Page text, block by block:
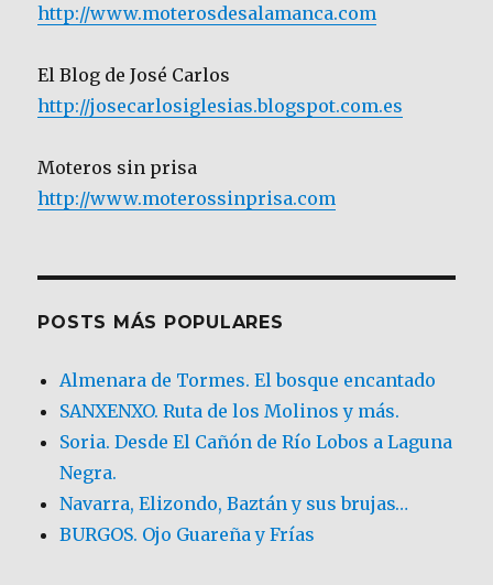
http://www.moterosdesalamanca.com
El Blog de José Carlos
http://josecarlosiglesias.blogspot.com.es
Moteros sin prisa
http://www.moterossinprisa.com
POSTS MÁS POPULARES
Almenara de Tormes. El bosque encantado
SANXENXO. Ruta de los Molinos y más.
Soria. Desde El Cañón de Río Lobos a Laguna
Negra.
Navarra, Elizondo, Baztán y sus brujas…
BURGOS. Ojo Guareña y Frías